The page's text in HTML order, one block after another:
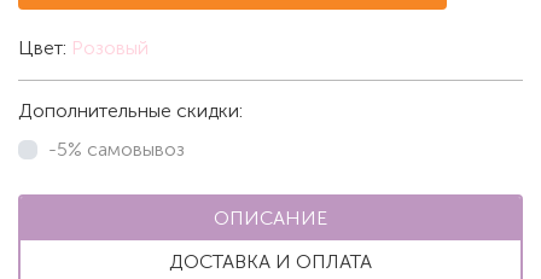
Цвет: Розовый
Дополнительные скидки:
-5% самовывоз
ОПИСАНИЕ
ДОСТАВКА И ОПЛАТА